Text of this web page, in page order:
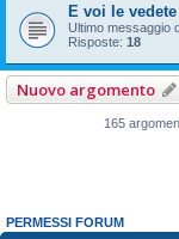
E voi le
Ultimo messaggio
Risposte: 18
Nuovo argomento
165
PERMESSI FORUM